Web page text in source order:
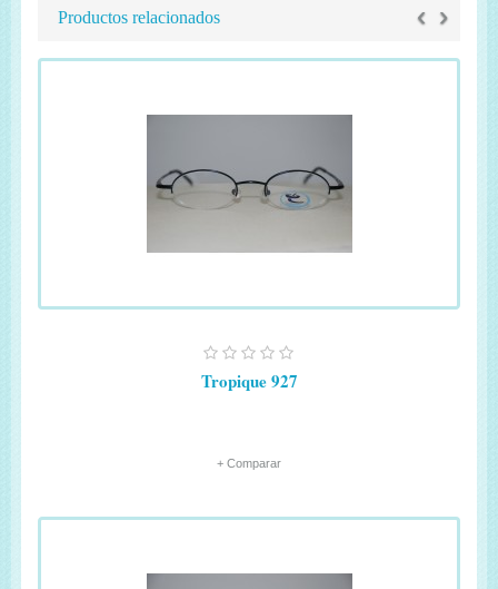
Productos relacionados ‹ ›
Tropique 927
+ Comparar